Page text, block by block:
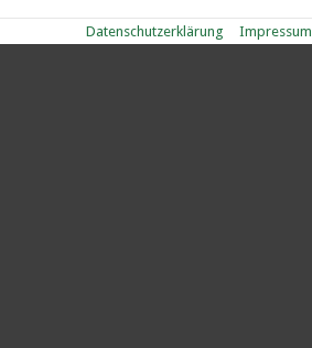
Datenschutzerklärung Impressum